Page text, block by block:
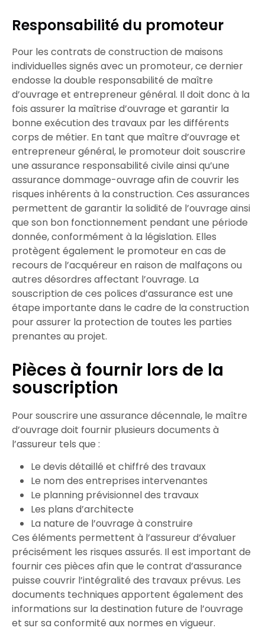
Responsabilité du promoteur
Pour les contrats de construction de maisons
individuelles signés avec un promoteur, ce dernier
endosse la double responsabilité de maître
d’ouvrage et entrepreneur général. Il doit donc à la
fois assurer la maîtrise d’ouvrage et garantir la
bonne exécution des travaux par les différents
corps de métier. En tant que maître d’ouvrage et
entrepreneur général, le promoteur doit souscrire
une assurance responsabilité civile ainsi qu’une
assurance dommage-ouvrage afin de couvrir les
risques inhérents à laconstruction. Ces assurances
permettent de garantir lasolidité de l’ouvrage ainsi
que son bon fonctionnement pendant une période
donnée, conformément à la législation. Elles
protègent également le promoteuren cas de
recours de l’acquéreuren raison de malfaçons ou
autres désordres affectant l’ouvrage. La
souscription de ces polices d’assurance est une
étape importante dans le cadre de laconstruction
pourassurer la protectionde toutes les parties
prenantes au projet.
Pièces à fournir lors de la
souscription
Pour souscrire une assurance décennale, le maître
d’ouvrage doit fournir plusieurs documents à
l’assureur tels que :
Le devis détaillé et chiffré des travaux
Le nom des entreprises intervenantes
Le planning prévisionneldes travaux
Les plans d’architecte
La nature de l’ouvrage à construire
Ces éléments permettent à l’assureurd’évaluer
précisément les risques assurés. Il est important de
fournir ces pièces afin que le contrat d’assurance
puisse couvrir l’intégralité des travaux prévus. Les
documents techniques apportent également des
informations sur ladestination future de l’ouvrage
et sur saconformité aux normes en vigueur.